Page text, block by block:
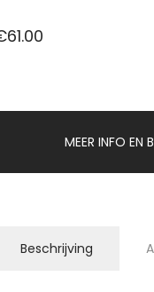
61.00
MEER INFO EN
Beschrijving